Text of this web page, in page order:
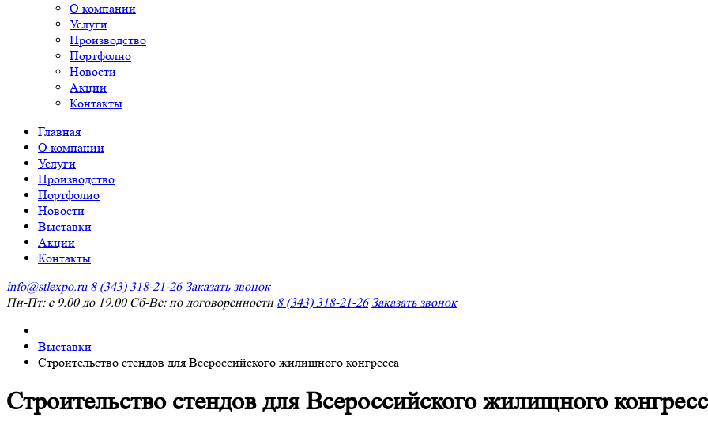
О компании
Услуги
Производство
Портфолио
Новости
Акции
Контакты
Главная
О компании
Услуги
Производство
Портфолио
Новости
Выставки
Акции
Контакты
info@stlexpo.ru 8 (343) 318-21-26 Заказать звонок
Пн-Пт: с 9.00 до 19.00 Сб-Вс: по договоренности 8 (343) 318-21-26 Заказать звонок
Выставки
Строительство стендов для Всероссийского жилищного конгресса
Строительство стендов для Всероссийского жилищного